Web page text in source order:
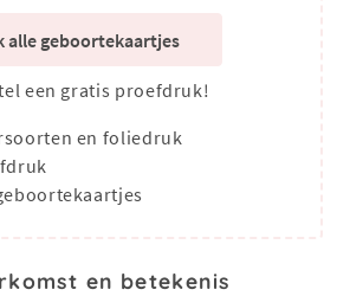
alle geboortekaartjes
een gratis proefdruk!
en foliedruk
en betekenis